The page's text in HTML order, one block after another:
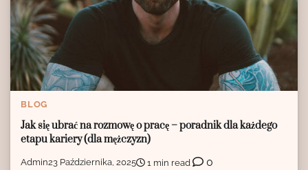
BLOG
Jak się ubrać na rozmowę o pracę – poradnik dla każdego
etapu kariery (dla mężczyzn)
Admin23 Października, 2025 1 min read 0